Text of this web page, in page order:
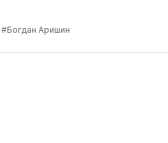
#Богдан Аришин